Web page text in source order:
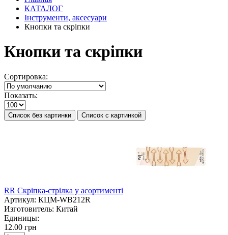
КАТАЛОГ
Інструменти, аксесуари
Кнопки та скріпки
Кнопки та скріпки
Сортировка:
Показать:
Список без картинки Список с картинкой
RR Скріпка-стрілка у асортименті
Артикул: КЦМ-WB212R
Изготовитель: Китай
Единицы:
12.00 грн